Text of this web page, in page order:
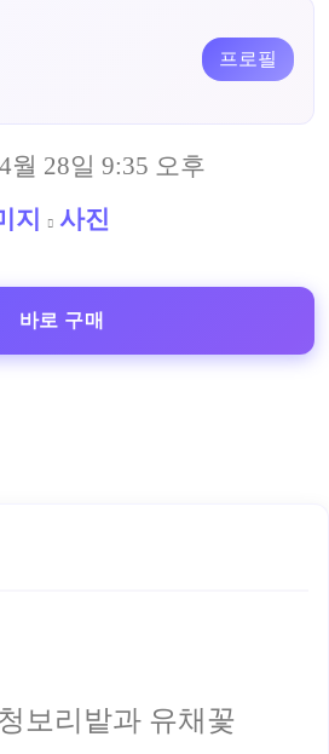
프로필
월 28일 9:35 오후
지 사진
바로 구매
보리밭과 유채꽃